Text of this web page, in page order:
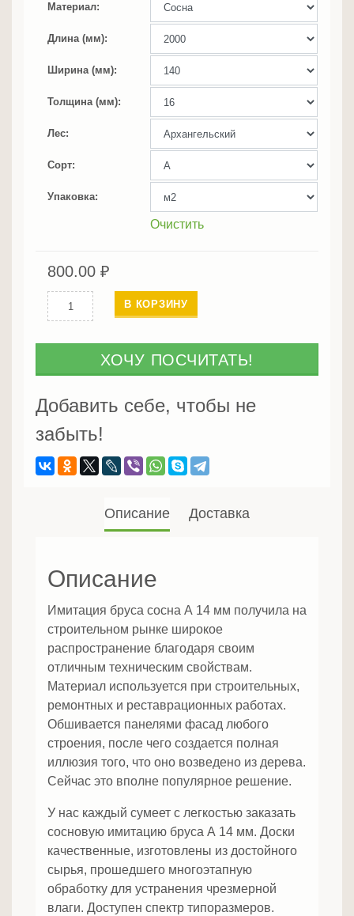
Материал
Длина (мм)
Ширина (мм)
Толщина (мм)
Лес
Сорт
Упаковка
Очистить
800.00 ₽
Количество
Имитация
16
мм
В КОРЗИНУ
ХОЧУ ПОСЧИТАТЬ!
Добавить себе, чтобы не
забыть!
Описание Доставка
Описание
Имитация бруса сосна А 14 мм получила на
строительном рынке широкое
распространение благодаря своим
отличным техническим свойствам.
Материал используется при строительных,
ремонтных и реставрационных работах.
Обшивается панелями фасад любого
строения, после чего создается полная
иллюзия того, что оно возведено из дерева.
Сейчас это вполне популярное решение.
У нас каждый сумеет с легкостью заказать
сосновую имитацию бруса А 14 мм. Доски
качественные, изготовлены из достойного
сырья, прошедшего многоэтапную
обработку для устранения чрезмерной
влаги. Доступен спектр типоразмеров.